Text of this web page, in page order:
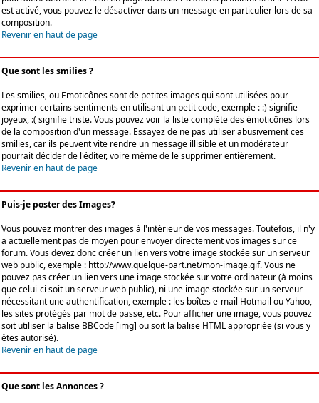
est activé, vous pouvez le désactiver dans un message en particulier lors de sa
composition.
Revenir en haut de page
Que sont les smilies ?
Les smilies, ou Emoticônes sont de petites images qui sont utilisées pour
exprimer certains sentiments en utilisant un petit code, exemple : :) signifie
joyeux, :( signifie triste. Vous pouvez voir la liste complète des émoticônes lors
de la composition d'un message. Essayez de ne pas utiliser abusivement ces
smilies, car ils peuvent vite rendre un message illisible et un modérateur
pourrait décider de l'éditer, voire même de le supprimer entièrement.
Revenir en haut de page
Puis-je poster des Images?
Vous pouvez montrer des images à l'intérieur de vos messages. Toutefois, il n'y
a actuellement pas de moyen pour envoyer directement vos images sur ce
forum. Vous devez donc créer un lien vers votre image stockée sur un serveur
web public, exemple : http://www.quelque-part.net/mon-image.gif. Vous ne
pouvez pas créer un lien vers une image stockée sur votre ordinateur (à moins
que celui-ci soit un serveur web public), ni une image stockée sur un serveur
nécessitant une authentification, exemple : les boîtes e-mail Hotmail ou Yahoo,
les sites protégés par mot de passe, etc. Pour afficher une image, vous pouvez
soit utiliser la balise BBCode [img] ou soit la balise HTML appropriée (si vous y
êtes autorisé).
Revenir en haut de page
Que sont les Annonces ?